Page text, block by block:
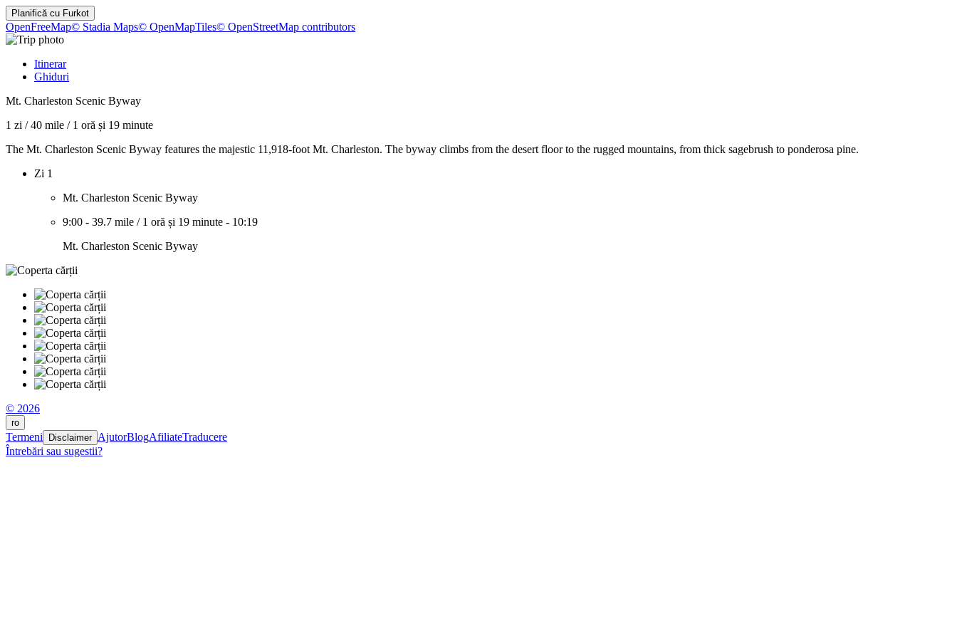
Planifică cu Furkot
OpenFreeMap© Stadia Maps© OpenMapTiles© OpenStreetMap contributors
Itinerar
Ghiduri
Mt. Charleston Scenic Byway
1 zi /40 mile / 1 oră și 19 minute
The Mt. Charleston Scenic Byway features the majestic 11,918-foot Mt. Charleston. The byway climbs from the desert floor to the rugged mountains, from thick sagebrush to ponderosa pine.
Zi 1
Mt. Charleston Scenic Byway
9:00 - 39.7 mile / 1 oră și 19 minute - 10:19
Mt. Charleston Scenic Byway
© 2026
ro
Termeni Disclaimer AjutorBlogAfiliateTraducere
Întrebări sau sugestii?